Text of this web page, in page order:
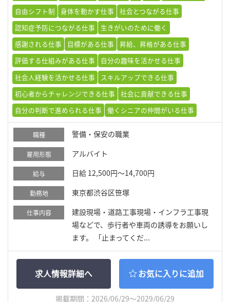
自由シフト制
身体を動かす仕事
社会とつながる仕事
認知症予防につながる仕事
生きがいのために働く
感謝される仕事
目標がある仕事
昇給、昇格がある仕事
評価する仕組みがある仕事
自分の趣味を活かせる仕事
社会人経験を活かせる仕事
スキルアップできる仕事
初心者からチャレンジできる仕事
社会に貢献できる仕事
自分の判断で進められる仕事
働くシニアの仲間がいる仕事
職種 警備・保安の職業
雇用形態 アルバイト
給与 日給 12,500円～14,700円
勤務地 東京都渋谷区笹塚
仕事内容
建設現場・道路工事現場・インフラ工事現
場などで、歩行者や車両の誘導をお願いし
ます。 「止まってくだ...
求人情報詳細へ お気に入りに追加
掲載期間：2026/06/29～2029/06/29